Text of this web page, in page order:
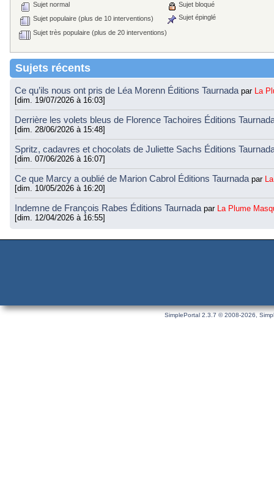
Sujet normal
Sujet populaire (plus de 10 interventions)
Sujet très populaire (plus de 20 interventions)
Sujet bloqué
Sujet épinglé
Sujets récents
Ce qu’ils nous ont pris de Léa Morenn Éditions Taurnada par La
[dim. 19/07/2026 à 16:03]
Derrière les volets bleus de Florence Tachoires Éditions
[dim. 28/06/2026 à 15:48]
Spritz, cadavres et chocolats de Juliette Sachs Éditions
[dim. 07/06/2026 à 16:07]
Ce que Marcy a oublié de Marion Cabrol Éditions Taurnada par
[dim. 10/05/2026 à 16:20]
Indemne de François Rabes Éditions Taurnada par La Plume
[dim. 12/04/2026 à 16:55]
SimplePortal 2.3.7 © 2008-2026,